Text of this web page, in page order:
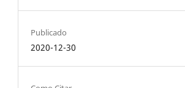
Publicado
2020-12-30